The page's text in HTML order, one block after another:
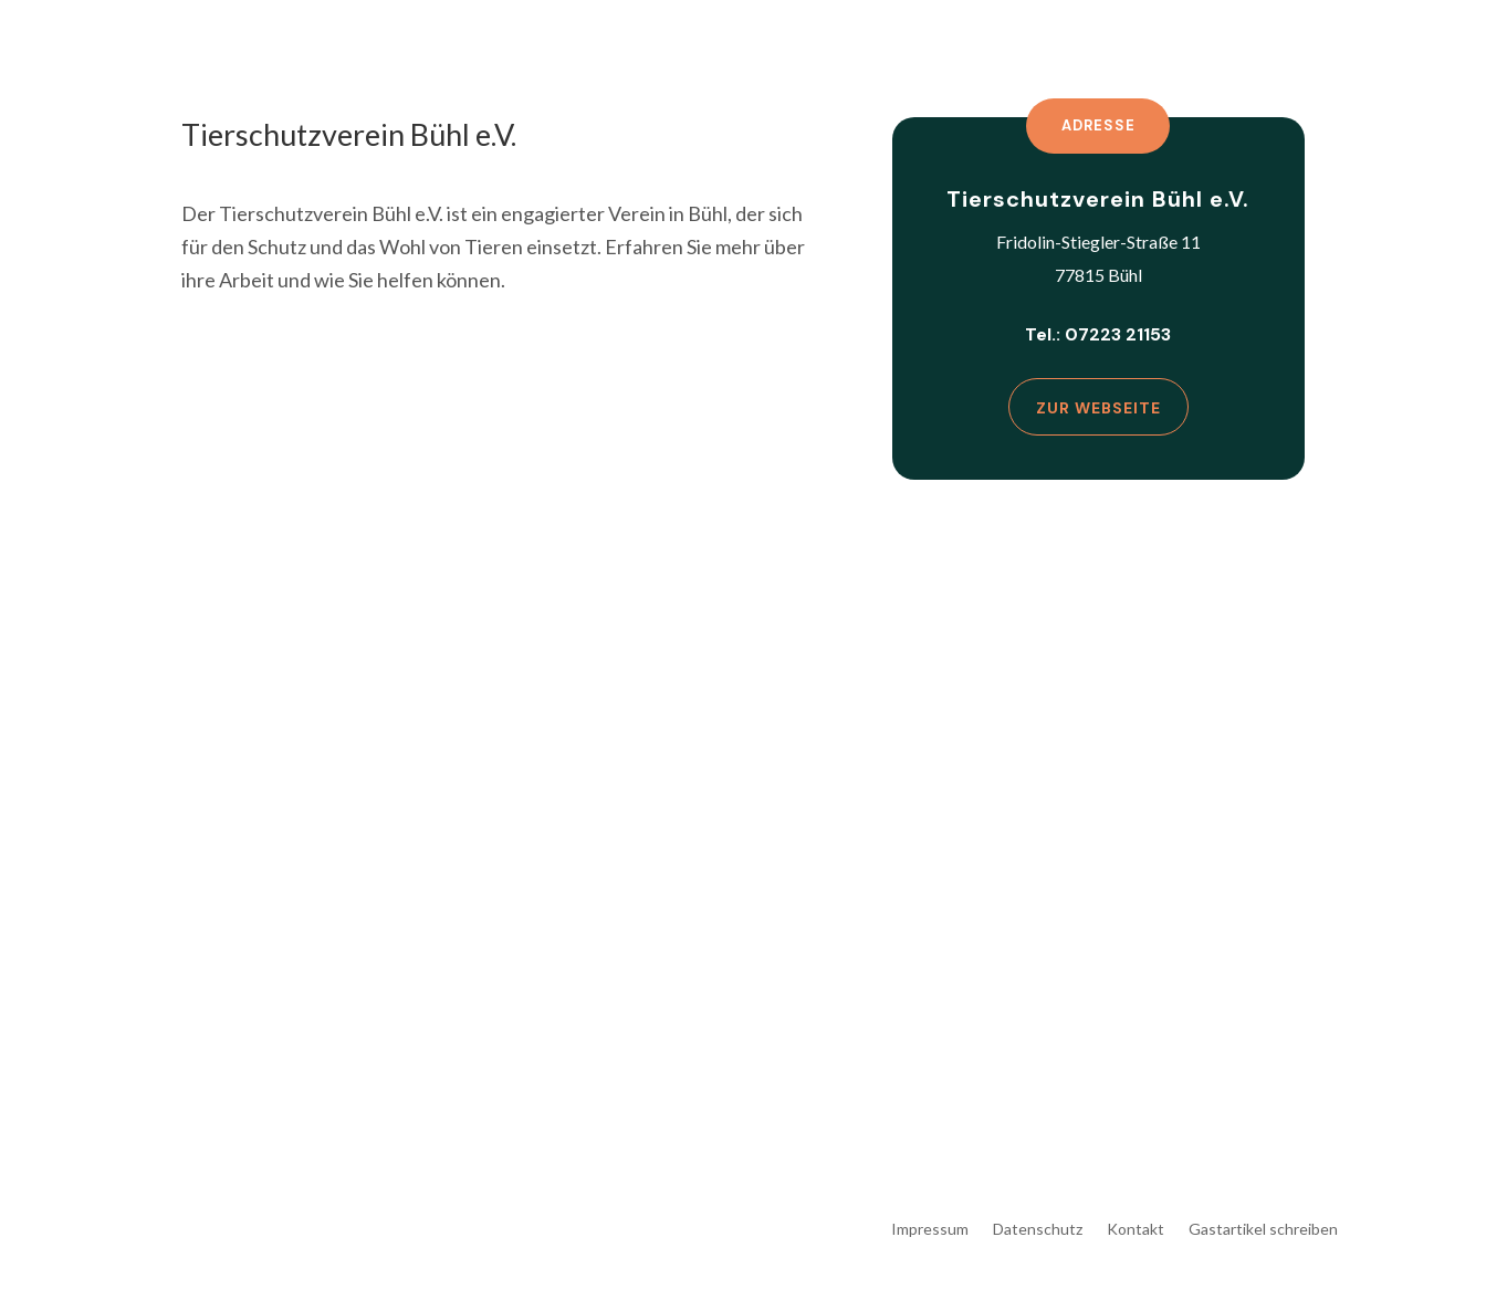
Tierschutzverein Bühl e.V.
Der Tierschutzverein Bühl e.V. ist ein engagierter Verein in Bühl, der sich
für den Schutz und das Wohl von Tieren einsetzt. Erfahren Sie mehr über
ihre Arbeit und wie Sie helfen können.
ADRESSE
Tierschutzverein Bühl e.V.
Fridolin-Stiegler-Straße 11
77815 Bühl
Tel.: 07223 21153
ZUR WEBSEITE
Impressum Datenschutz Kontakt Gastartikel schreiben